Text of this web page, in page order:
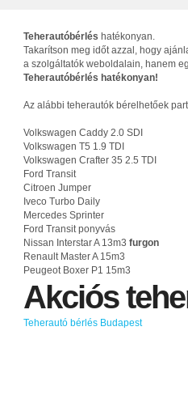
Teherautóbérlés hatékonyan.
Takarítson meg időt azzal, hogy
a szolgáltatók weboldalain, hanem
Teherautóbérlés hatékonyan!
Az alábbi teherautók bérelhetőek
Volkswagen Caddy 2.0 SDI
Volkswagen T5 1.9 TDI
Volkswagen Crafter 35 2.5 TDI
Ford Transit
Citroen Jumper
Iveco Turbo Daily
Mercedes Sprinter
Ford Transit ponyvás
Nissan Interstar A 13m3 furgon
Renault Master A 15m3
Peugeot Boxer P1 15m3
Akciós
Teherautó bérlés Budapest